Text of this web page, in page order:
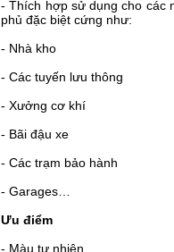
- Thích hợp sử dụng cho các
phủ đặc biệt cứng như:
- Nhà kho
- Các tuyến lưu thông
- Xưởng cơ khí
- Bãi đậu xe
- Các trạm bảo hành
- Garages…
Ưu điểm
- Màu tự nhiên